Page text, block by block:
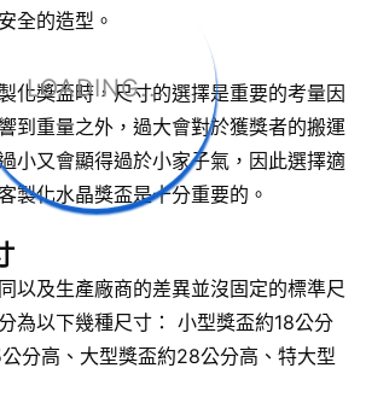
LOADING...
全的造型。
化獎盃時，尺寸的選擇是重要的考量因
到重量之外，過大會對於獲獎者的搬運
小又會顯得過於小家子氣，因此選擇適
製化水晶獎盃是十分重要的。
以及生產廠商的差異並沒固定的標準尺
為以下幾種尺寸： 小型獎盃約18公分
分高、大型獎盃約28公分高、特大型